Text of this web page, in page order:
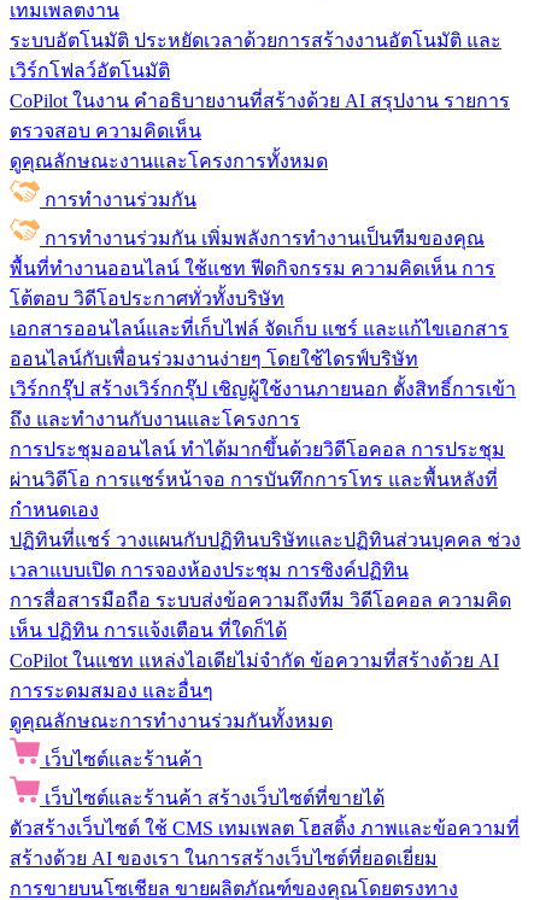
เทมเพลตงาน
ระบบอัตโนมัติ ประหยัดเวลาด้วยการสร้างงานอัตโนมัติ และ
เวิร์กโฟลว์อัตโนมัติ
CoPilot ในงาน คำอธิบายงานที่สร้างด้วย AI สรุปงาน รายการ
ตรวจสอบ ความคิดเห็น
ดูคุณลักษณะงานและโครงการทั้งหมด
การทำงานร่วมกัน
การทำงานร่วมกัน เพิ่มพลังการทำงานเป็นทีมของคุณ
พื้นที่ทำงานออนไลน์ ใช้แชท ฟีดกิจกรรม ความคิดเห็น การ
โต้ตอบ วิดีโอประกาศทั่วทั้งบริษัท
เอกสารออนไลน์และที่เก็บไฟล์ จัดเก็บ แชร์ และแก้ไขเอกสาร
ออนไลน์กับเพื่อนร่วมงานง่ายๆ โดยใช้ไดรฟ์บริษัท
เวิร์กกรุ๊ป สร้างเวิร์กกรุ๊ป เชิญผู้ใช้งานภายนอก ตั้งสิทธิ์การเข้า
ถึง และทำงานกับงานและโครงการ
การประชุมออนไลน์ ทำได้มากขึ้นด้วยวิดีโอคอล การประชุม
ผ่านวิดีโอ การแชร์หน้าจอ การบันทึกการโทร และพื้นหลังที่
กำหนดเอง
ปฏิทินที่แชร์ วางแผนกับปฏิทินบริษัทและปฏิทินส่วนบุคคล ช่วง
เวลาแบบเปิด การจองห้องประชุม การซิงค์ปฏิทิน
การสื่อสารมือถือ ระบบส่งข้อความถึงทีม วิดีโอคอล ความคิด
เห็น ปฏิทิน การแจ้งเตือน ที่ใดก็ได้
CoPilot ในแชท แหล่งไอเดียไม่จำกัด ข้อความที่สร้างด้วย AI
การระดมสมอง และอื่นๆ
ดูคุณลักษณะการทำงานร่วมกันทั้งหมด
เว็บไซต์และร้านค้า
เว็บไซต์และร้านค้า สร้างเว็บไซต์ที่ขายได้
ตัวสร้างเว็บไซต์ ใช้ CMS เทมเพลต โฮสติ้ง ภาพและข้อความที่
สร้างด้วย AI ของเรา ในการสร้างเว็บไซต์ที่ยอดเยี่ยม
การขายบนโซเชียล ขายผลิตภัณฑ์ของคุณโดยตรงทาง